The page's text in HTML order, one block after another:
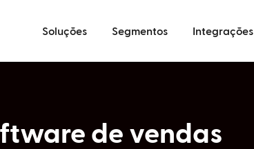
Soluções Segmentos Integrações
de vendas